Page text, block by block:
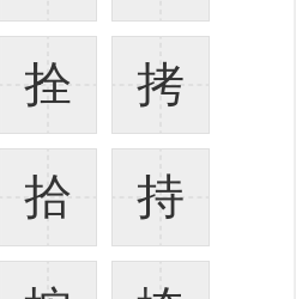
拴 拷
拾 持